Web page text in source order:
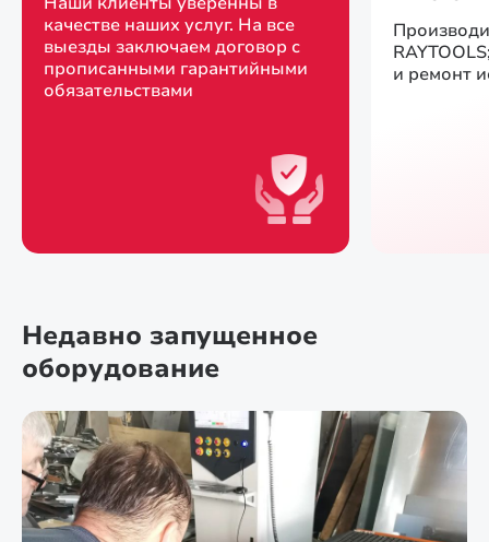
качестве наших услуг. На все
выезды заключаем договор с
прописанными гарантийными
обязательствами
и ремонт
Недавно запущенное
оборудование